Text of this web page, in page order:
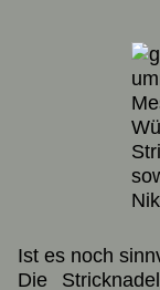
Ist es noch
Die